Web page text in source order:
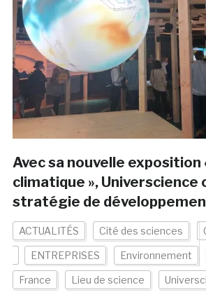
Avec sa nouvelle exposition
climatique »,
stratégie de
ACTUALITÉS Cité des sciences
ENTREPRISES Environnement
France Lieu de science